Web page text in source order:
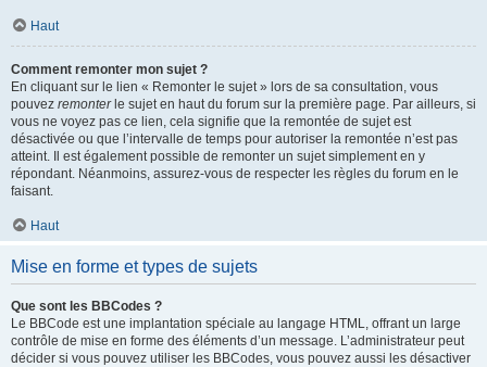
Haut
Comment remonter mon sujet ?
En cliquant sur le lien « Remonter le sujet » lors de sa consultation, vous
pouvez remonterle sujet en haut du forum sur la première page. Par ailleurs, si
vous ne voyez pas ce lien, cela signifie que la remontée de sujet est
désactivée ou que l’intervalle de temps pour autoriser la remontée n’est pas
atteint. Il est également possible de remonter un sujet simplement en y
répondant. Néanmoins, assurez-vous de respecter les règles du forum en le
faisant.
Haut
Mise en forme et types de sujets
Que sont les BBCodes ?
Le BBCode est une implantation spéciale au langage HTML, offrant un large
contrôle de mise en forme des éléments d’un message. L’administrateur peut
décider si vous pouvez utiliser les BBCodes, vous pouvez aussi les désactiver